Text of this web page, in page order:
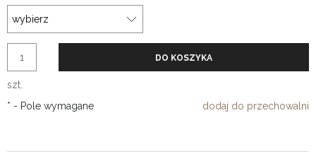
szt.
DO KOSZYKA
dodaj do przechowalni
* - Pole wymagane